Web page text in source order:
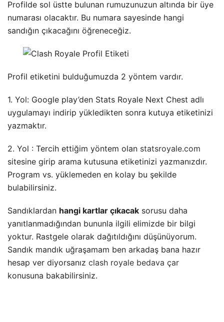
Profilde sol üstte bulunan rumuzunuzun altında bir üye
numarası olacaktır. Bu numara sayesinde hangi
sandığın çıkacağını öğreneceğiz.
Profil etiketini bulduğumuzda 2 yöntem vardır.
1. Yol: Google play’den Stats Royale Next Chest adlı
uygulamayı indirip yükledikten sonra kutuya etiketinizi
yazmaktır.
2. Yol : Tercih ettiğim yöntem olan statsroyale.com
sitesine girip arama kutusuna etiketinizi yazmanızdır.
Program vs. yüklemeden en kolay bu şekilde
bulabilirsiniz.
Sandıklardan hangi kartlar çıkacak sorusu daha
yanıtlanmadığından bununla ilgili elimizde bir bilgi
yoktur. Rastgele olarak dağıtıldığını düşünüyorum.
Sandık mandık uğraşamam ben arkadaş bana hazır
hesap ver diyorsanız clash royale bedava çar
konusuna bakabilirsiniz.